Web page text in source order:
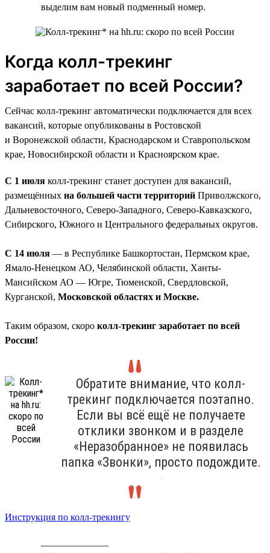
выделим вам новый подменный номер.
Когда колл-трекинг
заработает по всей России?
Сейчас колл-трекинг автоматически подключается для всех
вакансий, которые опубликованы в Ростовской
и Воронежской области, Краснодарском и Ставропольском
крае, Новосибирской области и Красноярском крае.
С 1 июля колл-трекинг станет доступен для вакансий,
размещённых на большей части территорий Приволжского,
Дальневосточного, Северо-Западного, Северо-Кавказского,
Сибирского, Южного и Центрального федеральных округов.
С 14 июля — в Республике Башкортостан, Пермском крае,
Ямало-Ненецком АО, Челябинской области, Ханты-
Мансийском АО — Югре, Тюменской, Свердловской,
Курганской, Московской областях и Москве.
Таким образом, скоро колл-трекинг заработает по всей
России!
Обратите внимание, что колл-
трекинг подключается поэтапно.
Если вы всё ещё не получаете
отклики звонком и в разделе
«Неразобранное» не появилась
папка «Звонки», просто подождите.
.
Инструкция по колл-трекингу